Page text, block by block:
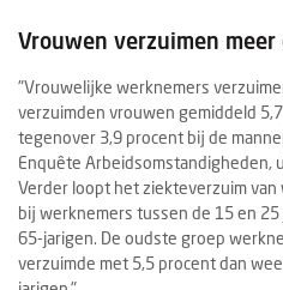
Vrouwen verzuimen meer
"Vrouwelijke werknemers
verzuimden vrouwen gemiddeld
tegenover 3,9 procent bij de
Enquête Arbeidsomstandigheden,
Verder loopt het ziekteverzuim
bij werknemers tussen de 15 en
65-jarigen. De oudste groep
verzuimde met 5,5 procent dan